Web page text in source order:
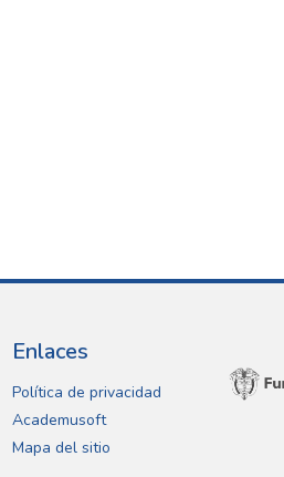
Enlaces
Política de privacidad
Academusoft
Mapa del sitio